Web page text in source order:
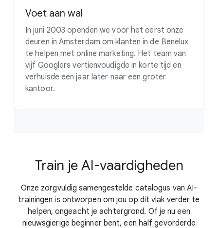
Voet aan wal
In juni 2003 openden we voor het eerst onze
deuren in Amsterdam om klanten in de Benelux
te helpen met online marketing. Het team van
vijf Googlers vertienvoudigde in korte tijd en
verhuisde een jaar later naar een groter
kantoor.
Train je AI-vaardigheden
Onze zorgvuldig samengestelde catalogus van AI-
trainingen is ontworpen om jou op dit vlak verder te
helpen, ongeacht je achtergrond. Of je nu een
nieuwsgierige beginner bent, een half gevorderde